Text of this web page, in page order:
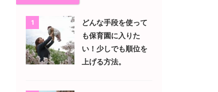
1
どんな手段を使って
も保育園に入りた
い！少しでも順位を
上げる方法。